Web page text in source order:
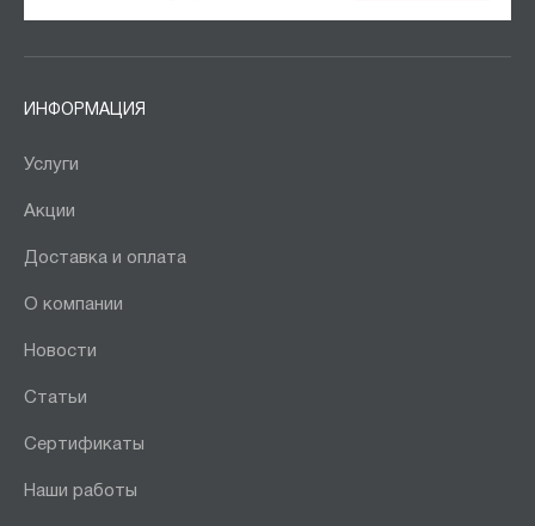
ИНФОРМАЦИЯ
Услуги
Акции
Доставка и оплата
О компании
Новости
Статьи
Сертификаты
Наши работы